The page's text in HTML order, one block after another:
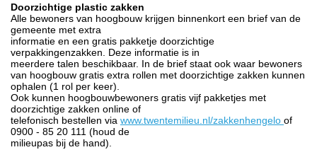
Doorzichtige plastic zakken
Alle bewoners van hoogbouw krijgen binnenkort een brief van de
gemeente met extra
informatie en een gratis pakketje doorzichtige
verpakkingenzakken. Deze informatie is in
meerdere talen beschikbaar. In de brief staat ook waar bewoners
van hoogbouw gratis extra rollen met doorzichtige zakken kunnen
ophalen (1 rol per keer).
Ook kunnen hoogbouwbewoners gratis vijf pakketjes met
doorzichtige zakken online of
telefonisch bestellen via www.twentemilieu.nl/zakkenhengelo of
0900 - 85 20 111 (houd de
milieupas bij de hand).